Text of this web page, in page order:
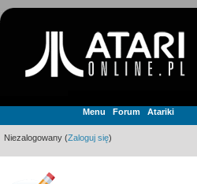
Menu Forum Atariki
Niezalogowany (Zaloguj się)